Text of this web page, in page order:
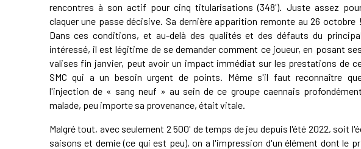
rencontres à son actif pour cinq titularisations (348'). Juste assez
claquer une passe décisive. Sa dernière apparition remonte au 26 octobre !
Dans ces conditions, et au-delà des qualités et des défauts du principal
intéressé, il est légitime de se demander comment ce joueur, en posant ses
valises fin janvier, peut avoir un impact immédiat sur les prestations de
SMC qui a un besoin urgent de points. Même s'il faut reconnaître
l'injection de « sang neuf » au sein de ce groupe caennais profondément
malade, peu importe sa provenance, était vitale.
Malgré tout, avec seulement 2 500' de temps de jeu depuis l'été 2022, soit
saisons et demie (ce qui est peu), on a l'impression d'un élément dont le